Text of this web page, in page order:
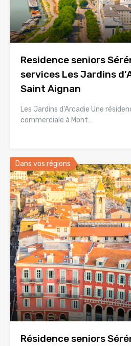
Residence seniors
services Les Jardins
Saint Aignan
Les Jardins d’Arcadie Une
commerciale à Mont…
Dans vos régions
Résidence seniors